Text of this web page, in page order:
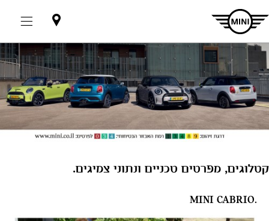
אולמות
תצוגה
קטלוגים, מפרטים טכניים ונתוני צמיגים.
.MINI CABRIO